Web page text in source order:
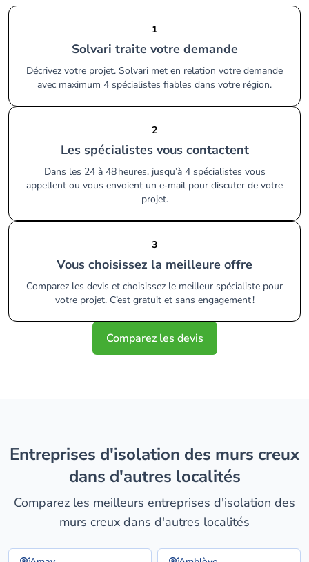
1
Solvari traite votre demande
Décrivez votre projet. Solvari met en relation votre demande
avec maximum 4 spécialistes fiables dans votre région.
2
Les spécialistes vous contactent
Dans les 24 à 48 heures, jusqu’à 4 spécialistes vous
appellent ou vous envoient un e‑mail pour discuter de votre
projet.
3
Vous choisissez la meilleure offre
Comparez les devis et choisissez le meilleur spécialiste pour
votre projet. C’est gratuit et sans engagement !
Comparez les devis
entreprises d'isolation des murs creux
dans d'autres localités
Comparez les meilleurs entreprises d'isolation des
murs creux dans d'autres localités